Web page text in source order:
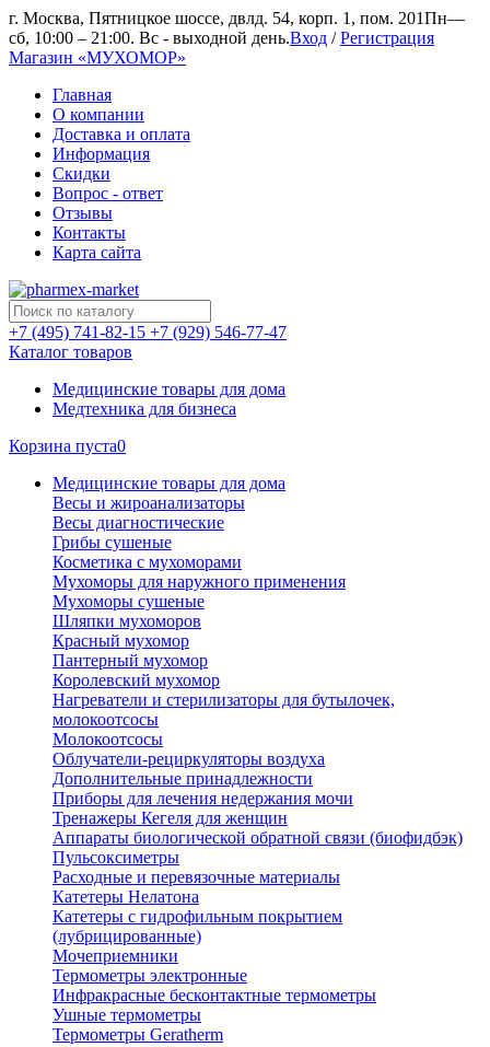
г. Москва, Пятницкое шоссе, двлд. 54, корп. 1, пом. 201Пн—
сб, 10:00 – 21:00. Вс - выходной день.Вход /Регистрация
Магазин «МУХОМОР»
Главная
О компании
Доставка и оплата
Информация
Скидки
Вопрос - ответ
Отзывы
Контакты
Карта сайта
+7 (495) 741-82-15 +7 (929) 546-77-47
Каталог товаров
Медицинские товары для дома
Медтехника для бизнеса
Корзина пуста0
Медицинские товары для дома
Весы и жироанализаторы
Весы диагностические
Грибы сушеные
Косметика с мухоморами
Мухоморы для наружного применения
Мухоморы сушеные
Шляпки мухоморов
Красный мухомор
Пантерный мухомор
Королевский мухомор
Нагреватели и стерилизаторы для бутылочек,
молокоотсосы
Молокоотсосы
Облучатели-рециркуляторы воздуха
Дополнительные принадлежности
Приборы для лечения недержания мочи
Тренажеры Кегеля для женщин
Аппараты биологической обратной связи (биофидбэк)
Пульсоксиметры
Расходные и перевязочные материалы
Катетеры Нелатона
Катетеры с гидрофильным покрытием
(лубрицированные)
Мочеприемники
Термометры электронные
Инфракрасные бесконтактные термометры
Ушные термометры
Термометры Geratherm